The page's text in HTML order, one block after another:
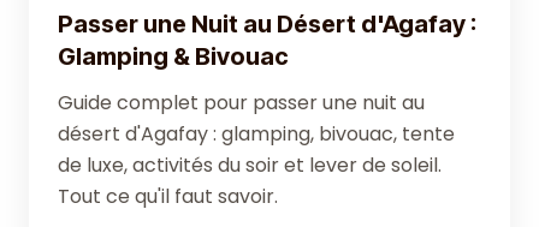
Passer une Nuit au Désert d'Agafay :
Glamping & Bivouac
Guide complet pour passer une nuit au
désert d'Agafay : glamping, bivouac, tente
de luxe, activités du soir et lever de soleil.
Tout ce qu'il faut savoir.